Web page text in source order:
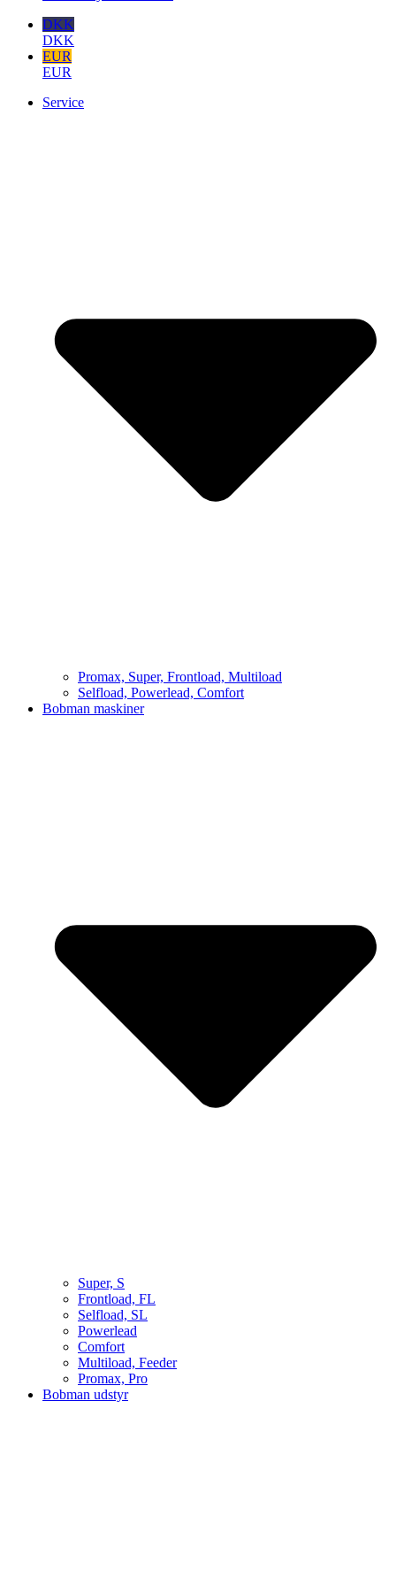
DKK
DKK
EUR
EUR
Service
Promax, Super, Frontload, Multiload
Selfload, Powerlead, Comfort
Bobman maskiner
Super, S
Frontload, FL
Selfload, SL
Powerlead
Comfort
Multiload, Feeder
Promax, Pro
Bobman udstyr